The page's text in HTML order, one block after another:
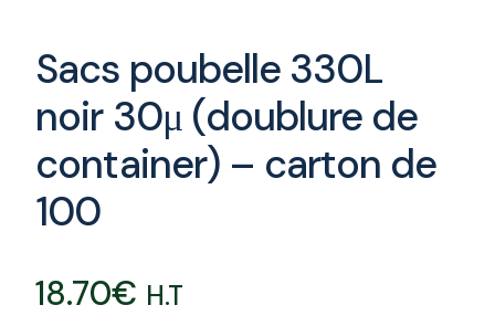
Sacs poubelle 330L
noir 30μ (doublure de
container) – carton de
100
18.70€ H.T